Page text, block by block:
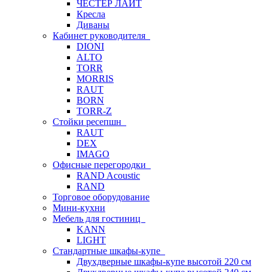
ЧЕСТЕР ЛАЙТ
Кресла
Диваны
Кабинет руководителя
DIONI
ALTO
TORR
MORRIS
RAUT
BORN
TORR-Z
Стойки ресепшн
RAUT
DEX
IMAGO
Офисные перегородки
RAND Acoustic
RAND
Торговое оборудование
Мини-кухни
Мебель для гостиниц
KANN
LIGHT
Стандартные шкафы-купе
Двухдверные шкафы-купе высотой 220 см